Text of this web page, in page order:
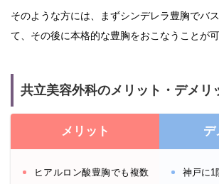
そのような方には、まずシンデレラ豊胸でバ
て、その後に本格的な豊胸をおこなうことが可
共立美容外科のメリット・デメリ
メリット
ヒアルロン酸豊胸でも複数
デ
神戸に1